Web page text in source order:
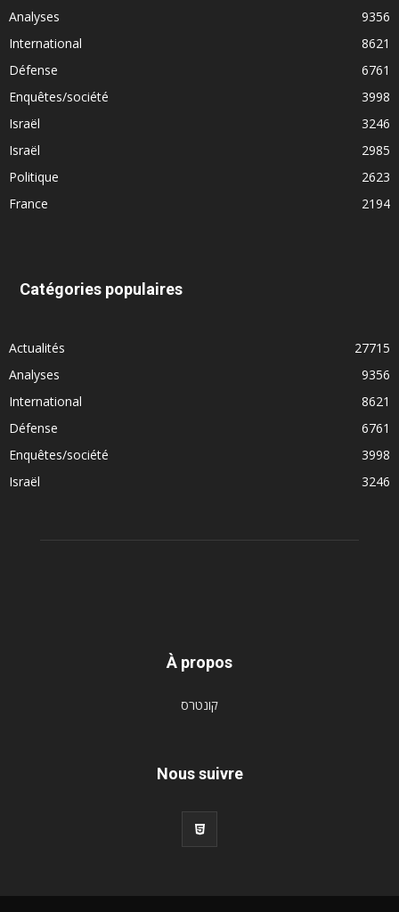
Analyses
9356
International
8621
Défense
6761
Enquêtes/société
3998
Israël
3246
Israël
2985
Politique
2623
France
2194
Catégories populaires
Actualités
27715
Analyses
9356
International
8621
Défense
6761
Enquêtes/société
3998
Israël
3246
À propos
קונטרס
Nous suivre